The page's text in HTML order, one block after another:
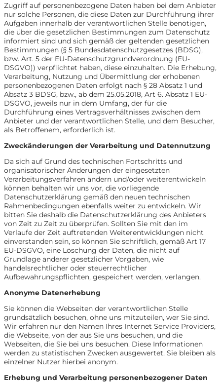
Zugriff auf personenbezogene Daten haben bei dem Anbieter
nur solche Personen, die diese Daten zur Durchführung ihrer
Aufgaben innerhalb der verantwortlichen Stelle benötigen,
die über die gesetzlichen Bestimmungen zum Datenschutz
informiert sind und sich gemäß der geltenden gesetzlichen
Bestimmungen (§ 5 Bundesdatenschutzgesetzes (BDSG),
bzw. Art. 5 der EU-Datenschutzgrundverordnung (EU-
DSGVO)) verpflichtet haben, diese einzuhalten. Die Erhebung,
Verarbeitung, Nutzung und Übermittlung der erhobenen
personenbezogenen Daten erfolgt nach § 28 Absatz 1 und
Absatz 3 BDSG, bzw., ab dem 25.05.2018, Art 6. Absatz 1 EU-
DSGVO, jeweils nur in dem Umfang, der für die
Durchführung eines Vertragsverhältnisses zwischen dem
Anbieter und der verantwortlichen Stelle, und dem Besucher,
als Betroffenem, erforderlich ist.
Zweckänderungen der Verarbeitung und Datennutzung
Da sich auf Grund des technischen Fortschritts und
organisatorischer Änderungen der eingesetzten
Verarbeitungsverfahren ändern und/oder weiterentwickeln
können behalten wir uns vor, die vorliegende
Datenschutzerklärung gemäß den neuen technischen
Rahmenbedingungen ebenfalls weiter zu entwickeln. Wir
bitten Sie deshalb die Datenschutzerklärung des Anbieters
von Zeit zu Zeit zu überprüfen. Sollten Sie mit den im
Verlaufe der Zeit auftretenden Weiterentwicklungen nicht
einverstanden sein, so können Sie schriftlich, gemäß Art 17
EU-DSGVO, eine Löschung der Daten, die nicht auf
Grundlage anderer gesetzlicher Vorgaben, wie
handelsrechtlicher oder steuerrechtlicher
Aufbewahrungspflichten, gespeichert werden, verlangen.
Anonyme Datenerhebung
Sie können die Webseiten der verantwortlichen Stelle
grundsätzlich besuchen, ohne uns mitzuteilen, wer Sie sind.
Wir erfahren nur den Namen Ihres Internet Service Providers,
die Webseite, von der aus Sie uns besuchen, und die
Webseiten, die Sie bei uns besuchen. Diese Informationen
werden zu statistischen Zwecken ausgewertet. Sie bleiben als
einzelner Nutzer hierbei anonym.
Erhebung und Verarbeitung personenbezogener Daten